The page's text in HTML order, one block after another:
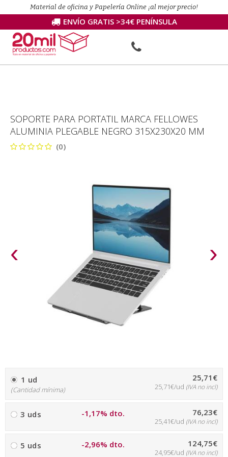
Material de oficina y Papelería Online ¡al mejor precio!
ENVÍO GRATIS >34€ PENÍNSULA
SOPORTE PARA PORTATIL MARCA FELLOWES
ALUMINIA PLEGABLE NEGRO 315X230X20 MM
(0)
‹ ›
1 ud
(Cantidad mínima)
25,71€
25,71€/ud (IVA no incl)
3 uds -1,17% dto. 76,23€
25,41€/ud (IVA no incl)
5 uds -2,96% dto. 124,75€
24,95€/ud (IVA no incl)